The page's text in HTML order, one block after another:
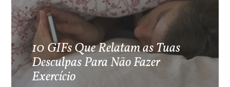
10 GIFs Que Relatam as Tuas
Desculpas Para Não Fazer
Exercício